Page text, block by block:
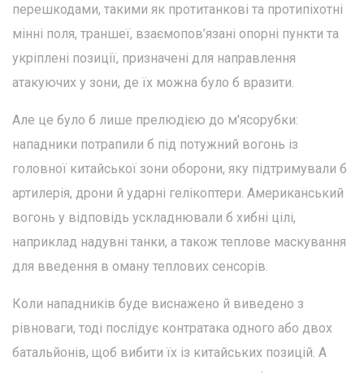
перешкодами, такими як протитанкові та протипіхотні
мінні поля, траншеї, взаємопов’язані опорні пункти та
укріплені позиції, призначені для направлення
атакуючих у зони, де їх можна було б вразити.
Але це було б лише прелюдією до м'ясорубки:
нападники потрапили б під потужний вогонь із
головної китайської зони оборони, яку підтримували б
артилерія, дрони й ударні гелікоптери. Американський
вогонь у відповідь ускладнювали б хибні цілі,
наприклад надувні танки, а також теплове маскування
для введення в оману теплових сенсорів.
Коли нападників буде виснажено й виведено з
рівноваги, тоді послідує контратака одного або двох
батальйонів, щоб вибити їх із китайських позицій. А